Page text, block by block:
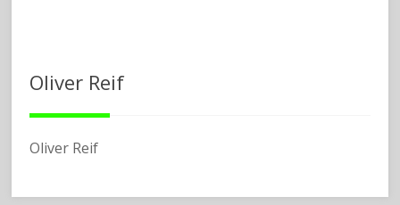
Oliver Reif
Oliver Reif